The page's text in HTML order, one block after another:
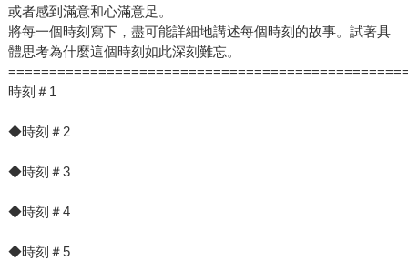
或者感到滿意和心滿意足。
將每一個時刻寫下，盡可能詳細地講述每個時刻的故事。試著具
體思考為什麼這個時刻如此深刻難忘。
時刻＃1
◆時刻＃2
◆時刻＃3
◆時刻＃4
◆時刻＃5